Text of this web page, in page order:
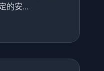
的安...